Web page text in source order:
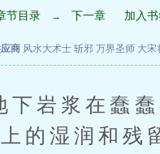
节目录 → 下一章 加入
商 风水大术士 斩邪 万界圣师 大宋
岩浆在蠢蠢
的湿润和残